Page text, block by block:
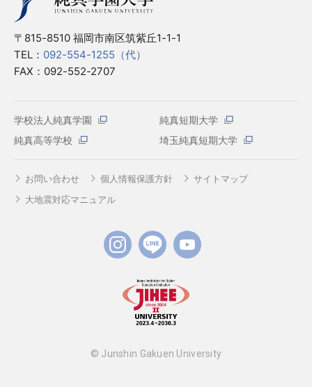
〒815-8510 福岡市南区筑紫丘1-1-1
TEL： 092-554-1255（代）
FAX：092-552-2707
学校法人純真学園
純真短期大学
純真高等学校
埼玉純真短期大学
お問い合わせ 個人情報保護方針
サイトマップ
大地震対応マニュアル
© Junshin Gakuen University